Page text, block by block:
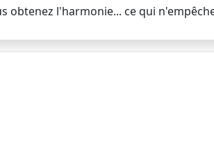
obtenez l'harmonie... ce qui